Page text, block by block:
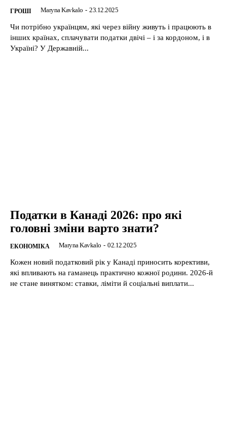
ГРОШІ Maryna Kavkalo - 23.12.2025
Чи потрібно українцям, які через війну живуть і працюють в
інших країнах, сплачувати податки двічі – і за кордоном, і в
Україні? У Державній...
Податки в Канаді 2026: про які
головні зміни варто знати?
ЕКОНОМІКА Maryna Kavkalo - 02.12.2025
Кожен новий податковий рік у Канаді приносить корективи,
які впливають на гаманець практично кожної родини. 2026-й
не стане винятком: ставки, ліміти й соціальні виплати...